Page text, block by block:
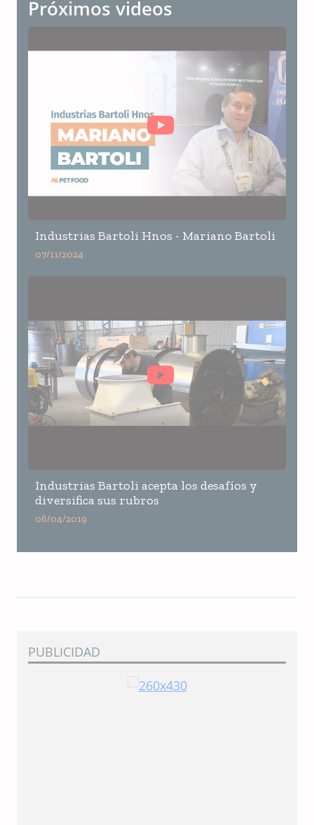
Próximos videos
Industrias Bartoli Hnos - Mariano Bartoli
07/11/2024
Industrias Bartoli acepta los desafíos y
diversifica sus rubros
06/04/2019
PUBLICIDAD